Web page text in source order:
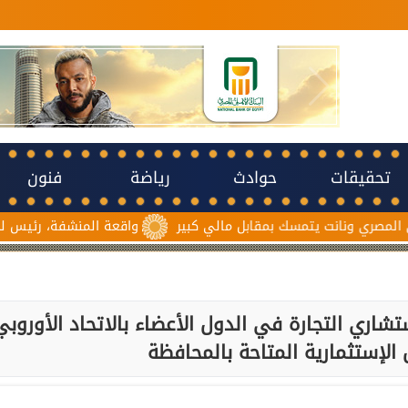
تحقيقات حوادث رياضة فنون
واقعة المنشفة، رئيس لجنة حكام بمقابل مالي كبير
التجارة في الدول الأعضاء بالاتحاد
المتاحة بالمحافظة